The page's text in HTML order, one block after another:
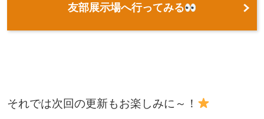
友部展示場へ行ってみる
それでは次回の更新もお楽しみに～！